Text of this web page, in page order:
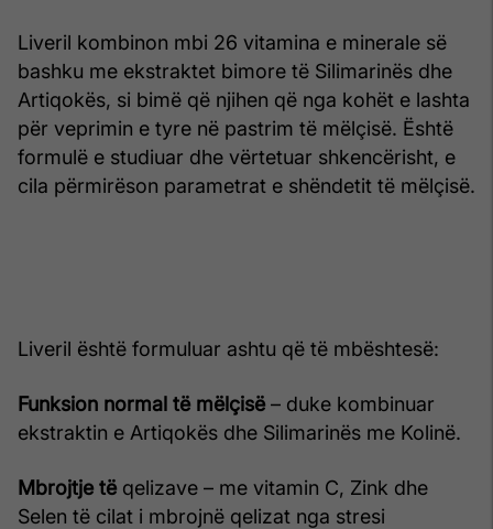
Liveril kombinon mbi 26 vitamina e minerale së
bashku me ekstraktet bimore të Silimarinës dhe
Artiqokës, si bimë që njihen që nga kohët e lashta
për veprimin e tyre në pastrim të mëlçisë. Është
formulë e studiuar dhe vërtetuar shkencërisht, e
cila përmirëson parametrat e shëndetit të mëlçisë.
Liveril është formuluar ashtu që të mbështesë:
Funksion normal të mëlçisë – duke kombinuar
ekstraktin e Artiqokës dhe Silimarinës me Kolinë.
Mbrojtje të qelizave – me vitamin C, Zink dhe
Selen të cilat i mbrojnë qelizat nga stresi